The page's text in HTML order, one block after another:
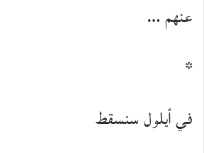
عنهم …
*
في أيلول سنسقط